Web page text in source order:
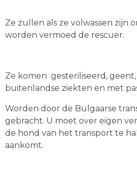
Ze zullen als ze volwassen zijn
worden vermoed de rescuer.
Ze komen gesteriliseerd,
buitenlandse ziekten en met
Worden door de Bulgaarse
gebracht. U moet over eigen
de hond van het transport te
aankomt.